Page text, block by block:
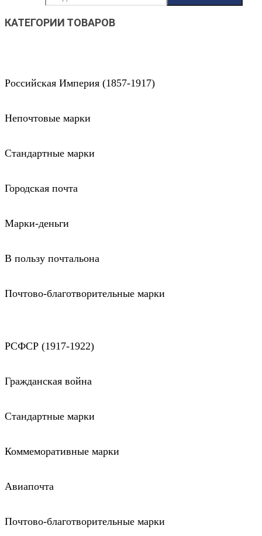
КАТЕГОРИИ ТОВАРОВ
Российская Империя (1857-1917)
Непочтовые марки
Стандартные марки
Городская почта
Марки-деньги
В пользу почтальона
Почтово-благотворительные марки
РСФСР (1917-1922)
Гражданская война
Стандартные марки
Коммеморативные марки
Авиапочта
Почтово-благотворительные марки